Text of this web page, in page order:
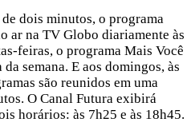
dois minutos, o programa
ar na TV Globo diariamente às
feiras, o programa Mais Você
da semana. E aos domingos, às
são reunidos em uma
O Canal Futura exibirá
horários: às 7h25 e às 18h45.